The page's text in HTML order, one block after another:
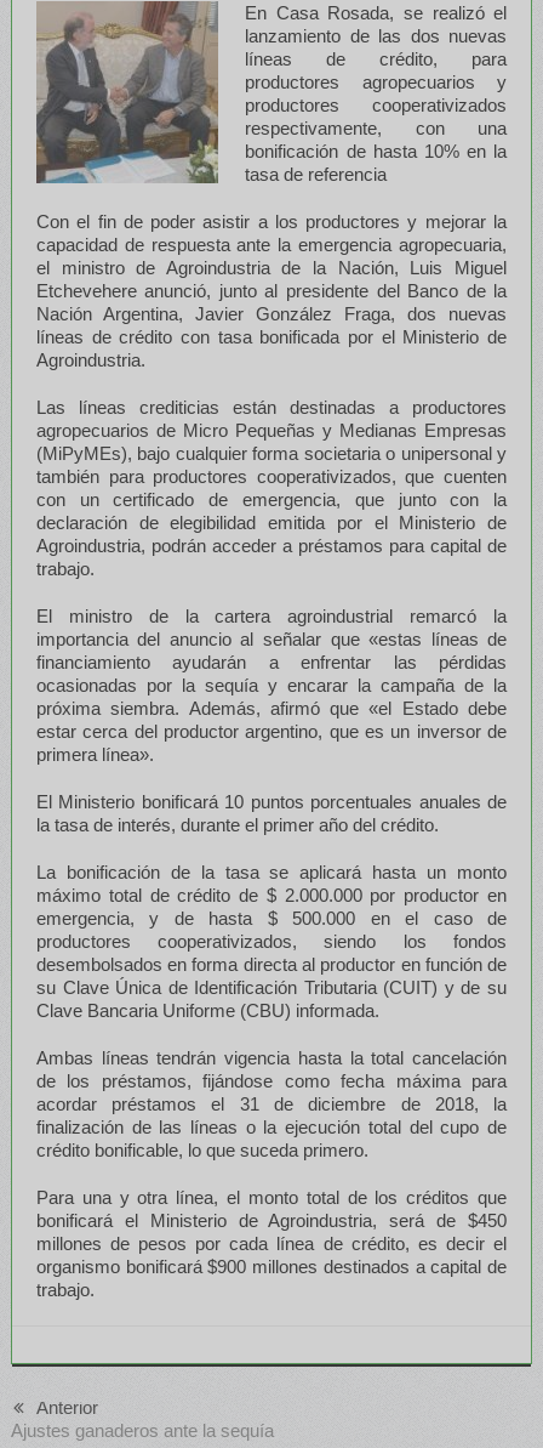
En Casa Rosada, se realizó el
lanzamiento de las dos nuevas
líneas de crédito, para
productores agropecuarios y
productores cooperativizados
respectivamente, con una
bonificación de hasta 10% en la
tasa de referencia
Con el fin de poder asistir a los productores y mejorar la
capacidad de respuesta ante la emergencia agropecuaria,
el ministro de Agroindustria de la Nación, Luis Miguel
Etchevehere anunció, junto al presidente del Banco de la
Nación Argentina, Javier González Fraga, dos nuevas
líneas de crédito con tasa bonificada por el Ministerio de
Agroindustria.
Las líneas crediticias están destinadas a productores
agropecuarios de Micro Pequeñas y Medianas Empresas
(MiPyMEs), bajo cualquier forma societaria o unipersonal y
también para productores cooperativizados, que cuenten
con un certificado de emergencia, que junto con la
declaración de elegibilidad emitida por el Ministerio de
Agroindustria, podrán acceder a préstamos para capital de
trabajo.
El ministro de la cartera agroindustrial remarcó la
importancia del anuncio al señalar que «estas líneas de
financiamiento ayudarán a enfrentar las pérdidas
ocasionadas por la sequía y encarar la campaña de la
próxima siembra. Además, afirmó que «el Estado debe
estar cerca del productor argentino, que es un inversor de
primera línea».
El Ministerio bonificará 10 puntos porcentuales anuales de
la tasa de interés, durante el primer año del crédito.
La bonificación de la tasa se aplicará hasta un monto
máximo total de crédito de $ 2.000.000 por productor en
emergencia, y de hasta $ 500.000 en el caso de
productores cooperativizados, siendo los fondos
desembolsados en forma directa al productor en función de
su Clave Única de Identificación Tributaria (CUIT) y de su
Clave Bancaria Uniforme (CBU) informada.
Ambas líneas tendrán vigencia hasta la total cancelación
de los préstamos, fijándose como fecha máxima para
acordar préstamos el 31 de diciembre de 2018, la
finalización de las líneas o la ejecución total del cupo de
crédito bonificable, lo que suceda primero.
Para una y otra línea, el monto total de los créditos que
bonificará el Ministerio de Agroindustria, será de $450
millones de pesos por cada línea de crédito, es decir el
organismo bonificará $900 millones destinados a capital de
trabajo.
Anterior
Ajustes ganaderos ante la sequía